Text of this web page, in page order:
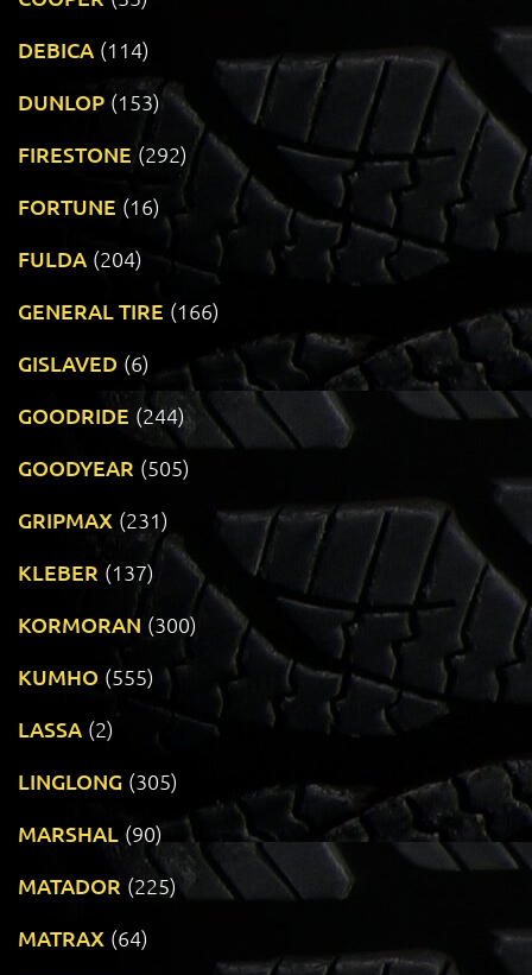
DEBICA (114)
DUNLOP (153)
FIRESTONE (292)
FORTUNE (16)
FULDA (204)
GENERAL TIRE (166)
GISLAVED (6)
GOODRIDE (244)
GOODYEAR (505)
GRIPMAX (231)
KLEBER (137)
KORMORAN (300)
KUMHO (555)
LASSA (2)
LINGLONG (305)
MARSHAL (90)
MATADOR (225)
MATRAX (64)